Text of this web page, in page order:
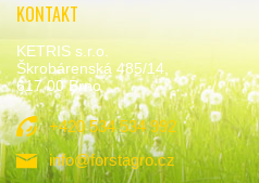
KONTAKT
KETRIS s.r.o.
Škrobárenská 485/14,
617 00 Brno
+420 534 534 992
info@forstagro.cz